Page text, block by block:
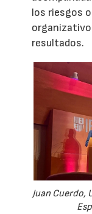
los riesgos
resultados.
Juan Cuerdo,